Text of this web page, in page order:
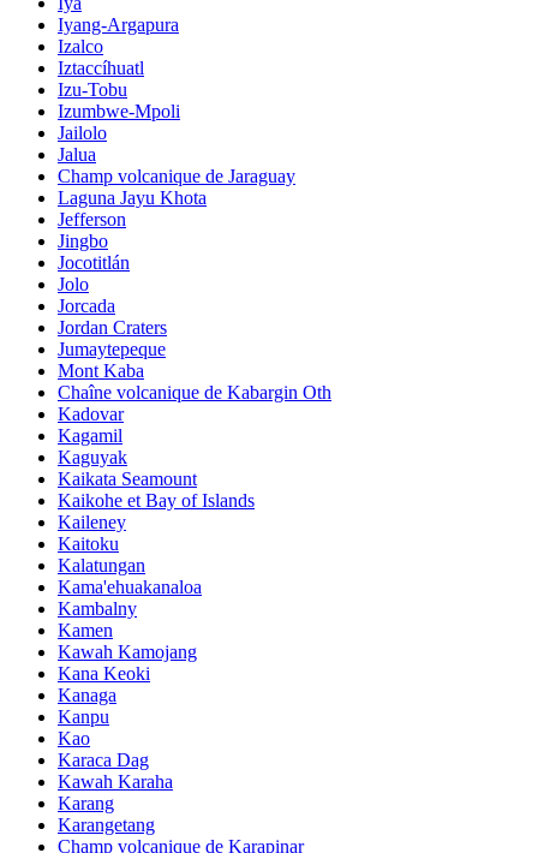
Iyang-Argapura
Izalco
Iztaccíhuatl
Izu-Tobu
Izumbwe-Mpoli
Jailolo
Jalua
Champ volcanique de Jaraguay
Laguna Jayu Khota
Jefferson
Jingbo
Jocotitlán
Jolo
Jorcada
Jordan Craters
Jumaytepeque
Mont Kaba
Chaîne volcanique de Kabargin Oth
Kadovar
Kagamil
Kaguyak
Kaikata Seamount
Kaikohe et Bay of Islands
Kaileney
Kaitoku
Kalatungan
Kama'ehuakanaloa
Kambalny
Kamen
Kawah Kamojang
Kana Keoki
Kanaga
Kanpu
Kao
Karaca Dag
Kawah Karaha
Karang
Karangetang
Champ volcanique de Karapinar